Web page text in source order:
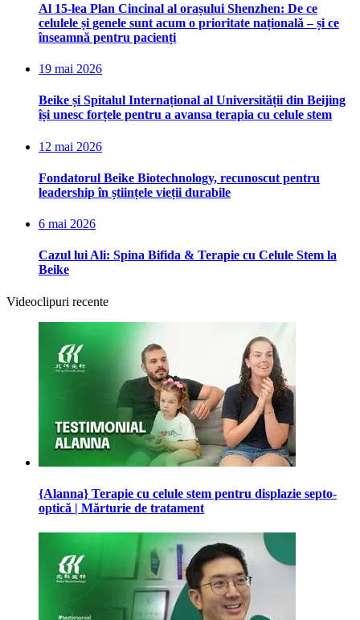
Al 15-lea Plan Cincinal al orașului Shenzhen: De ce
celulele și genele sunt acum o prioritate națională – și ce
înseamnă pentru pacienți
19 mai 2026
Beike și Spitalul Internațional al Universității din Beijing
își unesc forțele pentru a avansa terapia cu celule stem
12 mai 2026
Fondatorul Beike Biotechnology, recunoscut pentru
leadership în științele vieții durabile
6 mai 2026
Cazul lui Ali: Spina Bifida & Terapie cu Celule Stem la
Beike
Videoclipuri recente
{Alanna} Terapie cu celule stem pentru displazie septo-
optică | Mărturie de tratament